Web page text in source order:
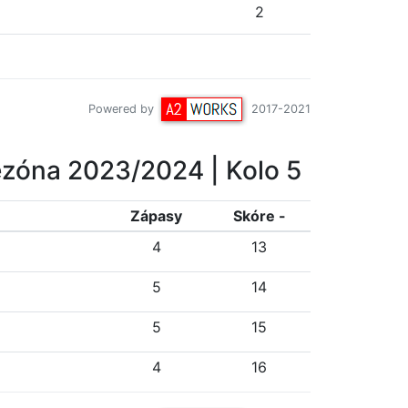
2
Powered by 2017-2021
2023/2024 | Kolo 5
Zápasy
Skóre -
4 13
5 14
5 15
4 16